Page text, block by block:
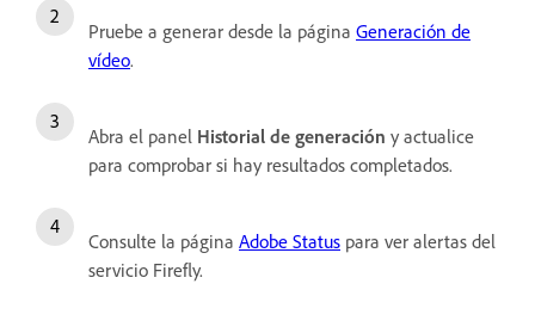
Pruebe a generar desde la página Generación de
vídeo.
Abra el panel Historial de generación y actualice
para comprobar si hay resultados completados.
Consulte la página Adobe Status para ver alertas del
servicio Firefly.